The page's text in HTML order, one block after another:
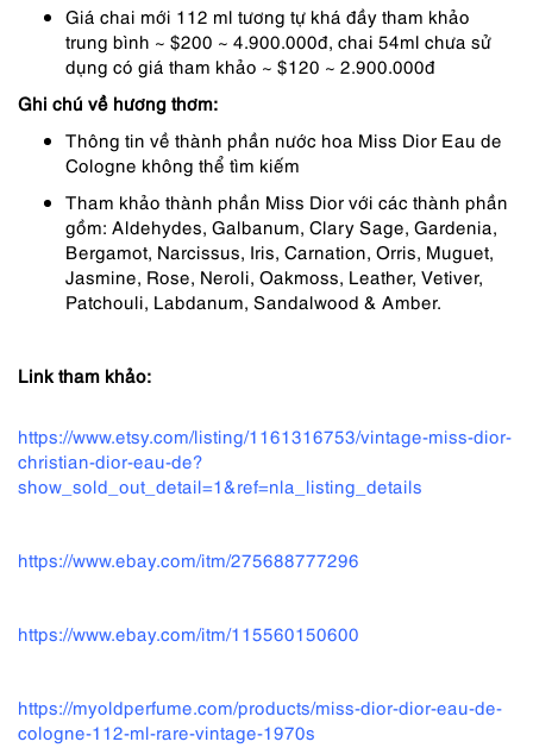
Giá chai mới 112 ml tương tự khá đầy tham khảo
trung bình ~ $200 ~ 4.900.000đ, chai 54ml chưa sử
dụng có giá tham khảo ~ $120 ~ 2.900.000đ
Ghi chú về hương thơm:
Thông tin về thành phần nước hoa Miss Dior Eau de
Cologne không thể tìm kiếm
Tham khảo thành phần Miss Dior với các thành phần
gồm: Aldehydes, Galbanum, Clary Sage, Gardenia,
Bergamot, Narcissus, Iris, Carnation, Orris, Muguet,
Jasmine, Rose, Neroli, Oakmoss, Leather, Vetiver,
Patchouli, Labdanum, Sandalwood & Amber.
Link tham khảo:
https://www.etsy.com/listing/1161316753/vintage-miss-dior-
christian-dior-eau-de?
show_sold_out_detail=1&ref=nla_listing_details
https://www.ebay.com/itm/275688777296
https://www.ebay.com/itm/115560150600
https://myoldperfume.com/products/miss-dior-dior-eau-de-
cologne-112-ml-rare-vintage-1970s